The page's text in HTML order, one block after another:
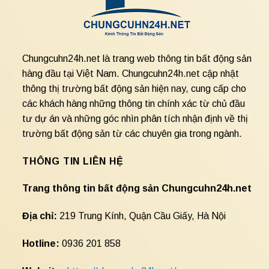
Chungcuhn24h.net là trang web thông tin bất động sản
hàng đầu tại Việt Nam. Chungcuhn24h.net cập nhật
thông thị trường bất động sản hiện nay, cung cấp cho
các khách hàng những thông tin chính xác từ chủ đầu
tư dự án và những góc nhìn phân tích nhận định về thị
trường bất động sản từ các chuyên gia trong ngành.
THÔNG TIN LIÊN HỆ
Trang thông tin bất động sản Chungcuhn24h.net
Địa chỉ: 219 Trung Kính, Quận Cầu Giấy, Hà Nội
Hotline: 0936 201 858